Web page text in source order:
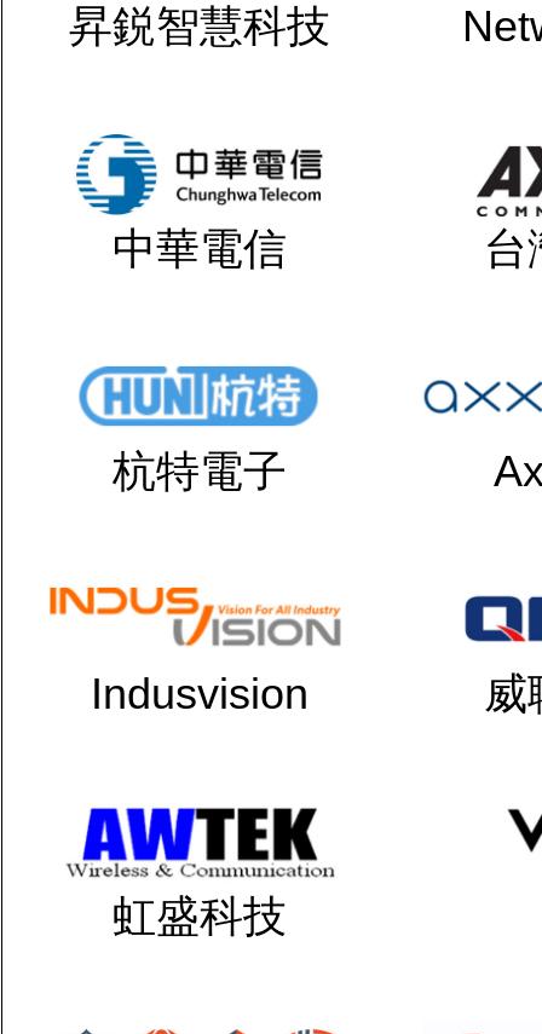
昇鋭智慧科技
中華電信 台
杭特電子
Indusvision 威
虹盛科技